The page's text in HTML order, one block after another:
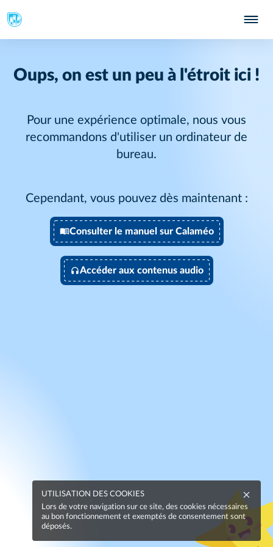
Oups, on est un peu à l'étroit ici !
Pour une expérience optimale, nous vous
recommandons d'utiliser un ordinateur de
bureau.
Cependant, vous pouvez dès maintenant :
Consulter le manuel sur Calaméo
Accéder aux contenus audio
UTILISATION DES COOKIES
Lors de votre navigation sur ce site, des cookies nécessaires
au bon fonctionnement et exemptés de consentement sont
déposés.